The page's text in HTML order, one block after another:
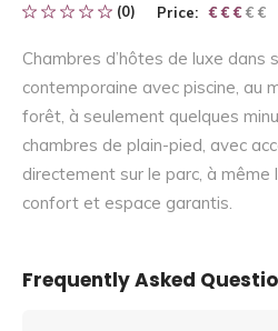
(0) Price: € € € € €
€ € €
Chambres d’hôtes de luxe dans
contemporaine avec piscine, au
forêt, à seulement quelques
chambres de plain-pied, avec
directement sur le parc, à même
confort et espace garantis.
Frequently Asked